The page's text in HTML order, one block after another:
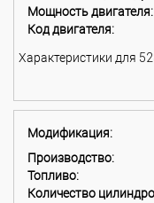
Мощность двигателя:
Код двигателя:
Характеристики для
Модификация:
Производство:
Топливо:
Количество